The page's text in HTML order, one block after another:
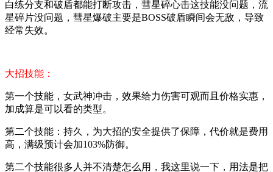
白练分支和破盾都能打断攻击，彗星碎心击这技能没问题，流
星碎片没问题，彗星爆破主要是BOSS破盾瞬间会无敌，导致
经常失效。
大招技能：
第一个技能，女武神冲击，效果给力伤害可观而且价格实惠，
加成算是可以看的类型。
第二个技能：持久，为大招的安全提供了保障，代价就是费用
高，满级预计会加103%防御。
第二个技能很多人并不清楚怎么用，我这里说一下，用法是把